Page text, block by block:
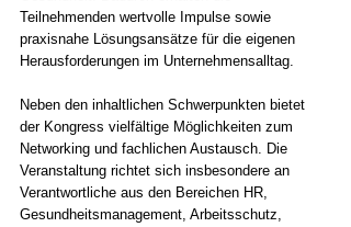
Teilnehmenden wertvolle Impulse sowie
praxisnahe Lösungsansätze für die eigenen
Herausforderungen im Unternehmensalltag.
Neben den inhaltlichen Schwerpunkten bietet
der Kongress vielfältige Möglichkeiten zum
Networking und fachlichen Austausch. Die
Veranstaltung richtet sich insbesondere an
Verantwortliche aus den Bereichen HR,
Gesundheitsmanagement, Arbeitsschutz,